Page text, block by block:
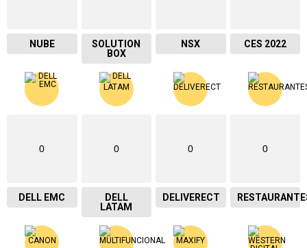
NUBE
SOLUTION
BOX
NSX CES 2022
0
DELL EMC
0
DELL
LATAM
0
DELIVERECT
0